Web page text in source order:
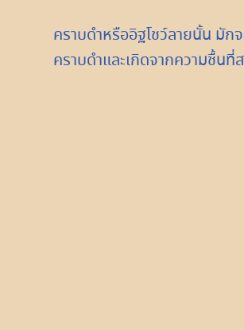
คราบดำหรืออิฐโชว์ลายนั้น มัก
คราบดำและเกิดจากความชื้นที่